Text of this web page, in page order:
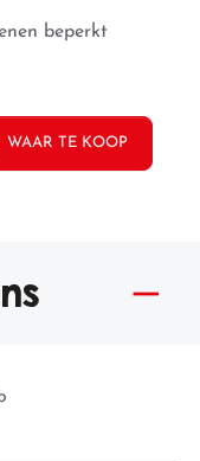
beperkt
WAAR TE KOOP